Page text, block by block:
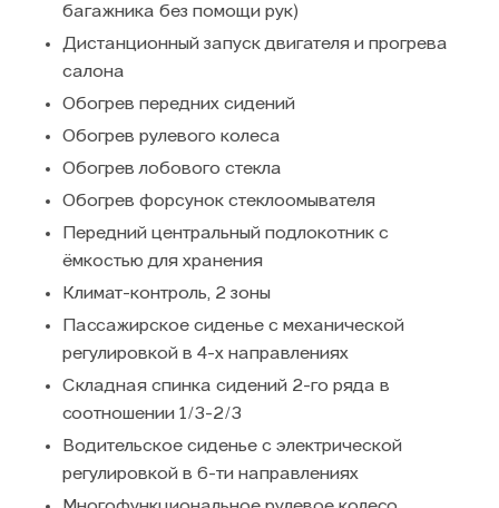
багажника без помощи рук)
Дистанционный запуск двигателя и прогрева
салона
Обогрев передних сидений
Обогрев рулевого колеса
Обогрев лобового стекла
Обогрев форсунок стеклоомывателя
Передний центральный подлокотник с
ёмкостью для хранения
Климат-контроль, 2 зоны
Пассажирское сиденье с механической
регулировкой в 4-х направлениях
Складная спинка сидений 2-го ряда в
соотношении 1/3-2/3
Водительское сиденье с электрической
регулировкой в 6-ти направлениях